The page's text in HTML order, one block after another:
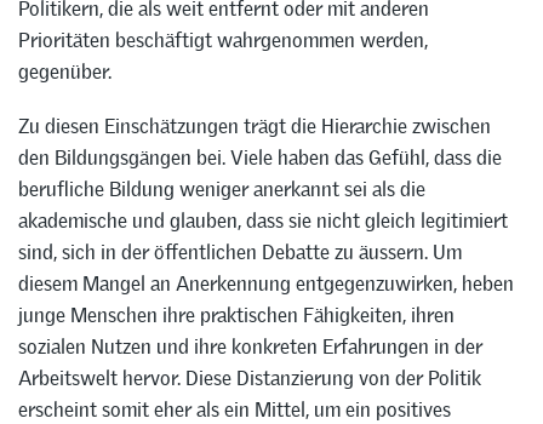
Politikern, die als weit entfernt oder mit anderen
Prioritäten beschäftigt wahrgenommen werden,
gegenüber.
Zu diesen Einschätzungen trägt die Hierarchie zwischen
den Bildungsgängen bei. Viele haben das Gefühl, dass die
berufliche Bildung weniger anerkannt sei als die
akademische und glauben, dass sie nicht gleich legitimiert
sind, sich in der öffentlichen Debatte zu äussern. Um
diesem Mangel an Anerkennung entgegenzuwirken, heben
junge Menschen ihre praktischen Fähigkeiten, ihren
sozialen Nutzen und ihre konkreten Erfahrungen in der
Arbeitswelt hervor. Diese Distanzierung von der Politik
erscheint somit eher als ein Mittel, um ein positives